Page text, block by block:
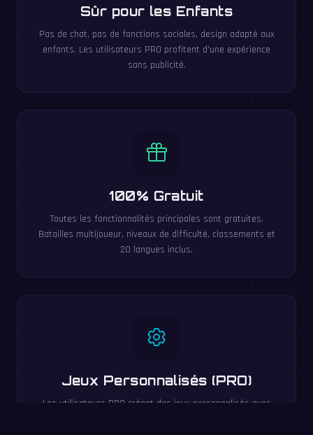
Sûr pour les Enfants
Pas de chat, pas de fonctions sociales, design adapté aux
enfants. Les utilisateurs PRO profitent d'une expérience
sans publicité.
100% Gratuit
Toutes les fonctionnalités principales sont gratuites.
Batailles multijoueur, niveaux de difficulté, classements et
20 langues inclus.
Jeux Personnalisés (PRO)
Les utilisateurs PRO créent des jeux personnalisés avec